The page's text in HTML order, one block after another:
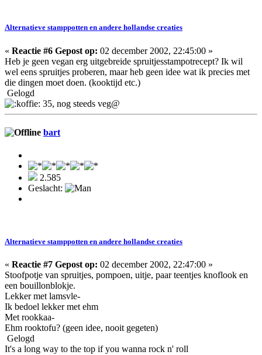
Alternatieve stamppotten en andere hollandse creaties
« Reactie #6 Gepost op: 02 december 2002, 22:45:00 »
Heb je geen vegan erg uitgebreide spruitjesstampotrecept? Ik wil
wel eens spruitjes proberen, maar heb geen idee wat ik precies met
die dingen moet doen. (kooktijd etc.)
Gelogd
35, nog steeds veg@
bart
2.585
Geslacht:
Alternatieve stamppotten en andere hollandse creaties
« Reactie #7 Gepost op: 02 december 2002, 22:47:00 »
Stoofpotje van spruitjes, pompoen, uitje, paar teentjes knoflook en
een bouillonblokje.
Lekker met lamsvle-
Ik bedoel lekker met ehm
Met rookkaa-
Ehm rooktofu? (geen idee, nooit gegeten)
Gelogd
It's a long way to the top if you wanna rock n' roll